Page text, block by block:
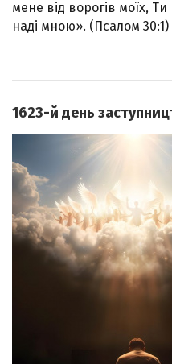
мене від ворогів моїх,
наді мною». (Псалом 30:1)
1623-й день